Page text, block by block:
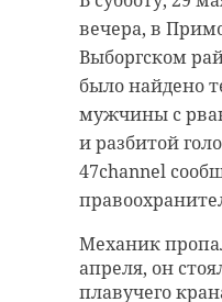
вечера, в
Выборгском
было найдено
мужчины с
и разбитой
47channel
Механик
апреля, он
плавучего
поступило
Ленобласти
летнего
47channel
Тело нашли в
Самойлово.
удара током.
лесу с
двое юношей
Им на помощь
сотрудники
спасательного
этом
Аварийно-
Ленинградской
Молодые люди
недалеко от
«Здоровье».